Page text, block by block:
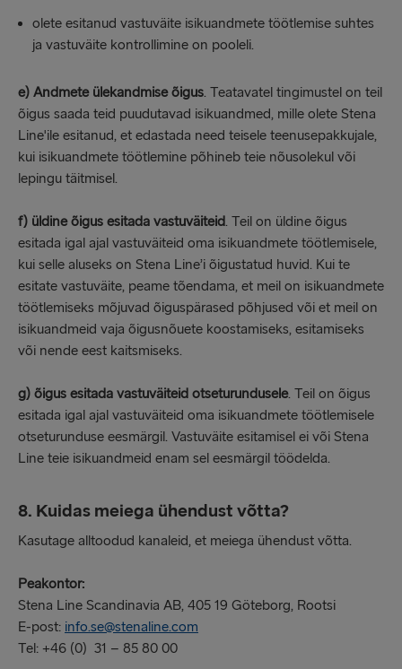
olete esitanud vastuväite isikuandmete töötlemise suhtes
ja vastuväite kontrollimine on pooleli.
e) Andmete ülekandmise õigus. Teatavatel tingimustel on teil
õigus saada teid puudutavad isikuandmed, mille olete Stena
Line'ile esitanud, et edastada need teisele teenusepakkujale,
kui isikuandmete töötlemine põhineb teie nõusolekul või
lepingu täitmisel.
f) üldine õigus esitada vastuväiteid. Teil on üldine õigus
esitada igal ajal vastuväiteid oma isikuandmete töötlemisele,
kui selle aluseks on Stena Line’i õigustatud huvid. Kui te
esitate vastuväite, peame tõendama, et meil on isikuandmete
töötlemiseks mõjuvad õiguspärased põhjused või et meil on
isikuandmeid vaja õigusnõuete koostamiseks, esitamiseks
või nende eest kaitsmiseks.
g) õigus esitada vastuväiteid otseturundusele. Teil on õigus
esitada igal ajal vastuväiteid oma isikuandmete töötlemisele
otseturunduse eesmärgil. Vastuväite esitamisel ei või Stena
Line teie isikuandmeid enam sel eesmärgil töödelda.
8. Kuidas meiega ühendust võtta?
Kasutage alltoodud kanaleid, et meiega ühendust võtta.
Peakontor:
Stena Line Scandinavia AB, 405 19 Göteborg, Rootsi
E-post: info.se@stenaline.com
Tel: +46 (0) 31 – 85 80 00